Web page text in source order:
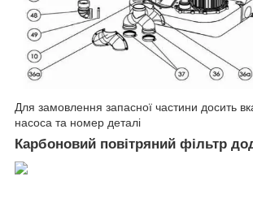
Для замовлення запасної частини досить
насоса та номер деталі
Карбоновий повітряний фільтр